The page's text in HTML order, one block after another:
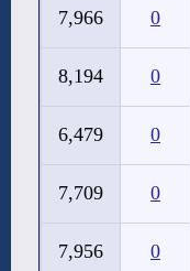
0
7,966
0
8,194
0
6,479
0
7,709
0
7,956